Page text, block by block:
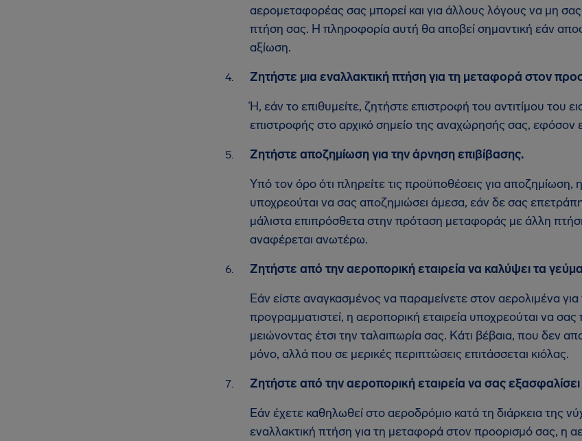
αερομεταφορέας σας μπορεί και για άλλους λόγους να μη σας
πτήση σας. Η πληροφορία αυτή θα αποβεί σημαντική εάν
αξίωση.
Ζητήστε μια εναλλακτική πτήση για τη μεταφορά στον
Ή, εάν το επιθυμείτε, ζητήστε επιστροφή του αντιτίμου του
επιστροφής στο αρχικό σημείο της αναχώρησής σας, εφόσον
Ζητήστε αποζημίωση για την άρνηση επιβίβασης.
Υπό τον όρο ότι πληρείτε τις προϋποθέσεις για αποζημίωση,
υποχρεούται να σας αποζημιώσει άμεσα, εάν δε σας
μάλιστα επιπρόσθετα στην πρόταση μεταφοράς με άλλη
αναφέρεται ανωτέρω.
Ζητήστε από την αεροπορική εταιρεία να καλύψει τα
Εάν είστε αναγκασμένος να παραμείνετε στον αερολιμένα
προγραμματιστεί, η αεροπορική εταιρεία υποχρεούται να
μειώνοντας έτσι την ταλαιπωρία σας. Κάτι βέβαια, που δεν
μόνο, αλλά που σε μερικές περιπτώσεις επιτάσσεται κιόλας.
Ζητήστε από την αεροπορική εταιρεία να σας
Εάν έχετε καθηλωθεί στο αεροδρόμιο κατά τη διάρκεια της
εναλλακτική πτήση για τη μεταφορά στον προορισμό σας, η